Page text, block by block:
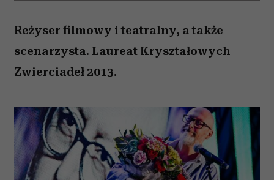
Reżyser filmowy i teatralny, a także
scenarzysta. Laureat Kryształowych
Zwierciadeł 2013.